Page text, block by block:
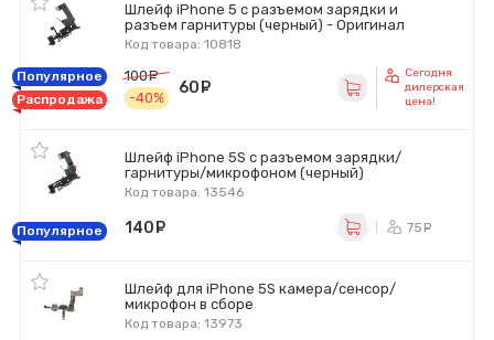
Шлейф iPhone 5 с разъемом зарядки и
разъем гарнитуры (черный) - Оригинал
Код товара: 10818
Популярное
Распродажа
100
руб.
-40%
60
Сегодня
дилерская
цена!
Шлейф iPhone 5S с разъемом зарядки/
гарнитуры/микрофоном (черный)
Код товара: 13546
Популярное 140 75
Шлейф для iPhone 5S камера/сенсор/
микрофон в сборе
Код товара: 13973